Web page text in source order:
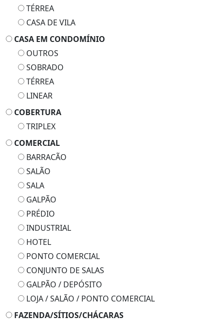
TÉRREA
CASA DE VILA
CASA EM CONDOMÍNIO
OUTROS
SOBRADO
TÉRREA
LINEAR
COBERTURA
TRIPLEX
COMERCIAL
BARRACÃO
SALÃO
SALA
GALPÃO
PRÉDIO
INDUSTRIAL
HOTEL
PONTO COMERCIAL
CONJUNTO DE SALAS
GALPÃO / DEPÓSITO
LOJA / SALÃO / PONTO COMERCIAL
FAZENDA/SÍTIOS/CHÁCARAS